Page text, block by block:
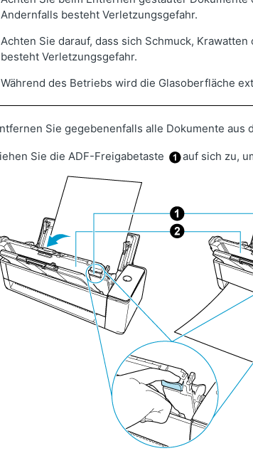
Andernfalls besteht Verletzungsgefahr.
Achten Sie darauf, dass sich Schmuck,
besteht Verletzungsgefahr.
Während des Betriebs wird die Glasoberfläche
Sie gegebenenfalls alle Dokumente aus
Sie die ADF-Freigabetaste auf sich zu,